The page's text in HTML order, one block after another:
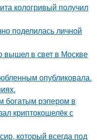
кологривый получил
поделилась личной
вышел в свет в Москве
опубликовала.
богатым рэпером в
криптокошелёк с
который всегда под